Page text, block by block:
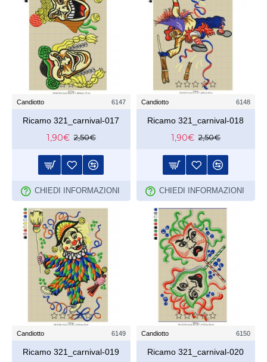
Candiotto 6147
Ricamo 321_carnival-017
1,90€ 2,50€
CHIEDI INFORMAZIONI
Candiotto 6148
Ricamo 321_carnival-018
1,90€ 2,50€
CHIEDI INFORMAZIONI
Candiotto 6149
Ricamo 321_carnival-019
Candiotto 6150
Ricamo 321_carnival-020